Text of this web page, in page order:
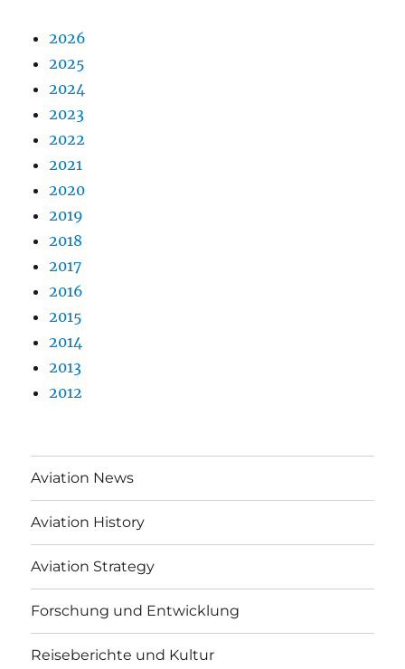
2026
2025
2024
2023
2022
2021
2020
2019
2018
2017
2016
2015
2014
2013
2012
Aviation News
Aviation History
Aviation Strategy
Forschung und Entwicklung
Reiseberichte und Kultur